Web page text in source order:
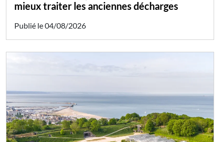
mieux traiter les anciennes décharges
Publié le 04/08/2026